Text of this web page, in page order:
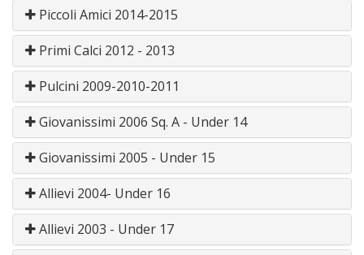
Piccoli Amici 2014-2015
Primi Calci 2012 - 2013
Pulcini 2009-2010-2011
Giovanissimi 2006 Sq. A - Under 14
Giovanissimi 2005 - Under 15
Allievi 2004- Under 16
Allievi 2003 - Under 17